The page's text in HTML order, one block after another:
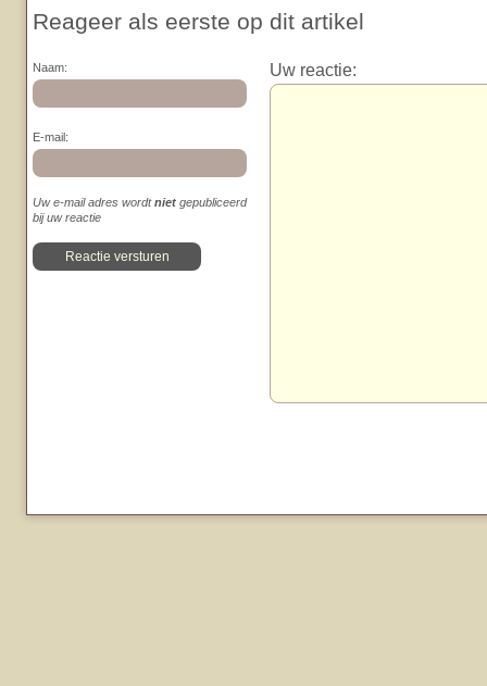
Reageer als eerste op dit artikel
Naam:
E-mail:
Uw e-mail adres wordtniet gepubliceerd
bij uw reactie
Uw reactie: